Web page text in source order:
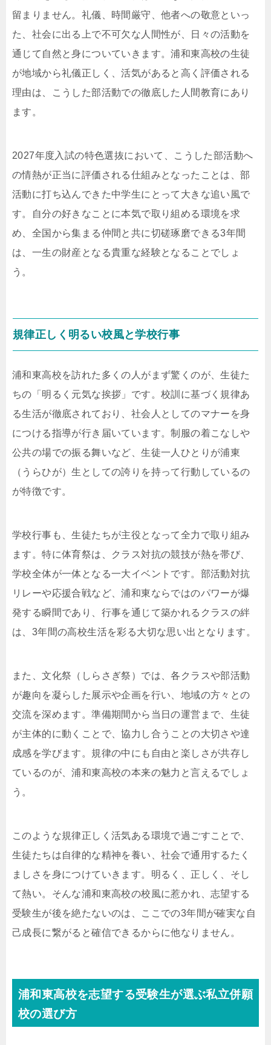
留まりません。礼儀、時間厳守、他者への敬意といっ
た、社会に出る上で不可欠な人間性が、日々の活動を
通じて自然と身についていきます。浦和東高校の生徒
が地域から礼儀正しく、活気があると高く評価される
理由は、こうした部活動での徹底した人間教育にあり
ます。
2027年度入試の特色選抜において、こうした部活動へ
の情熱が正当に評価される仕組みとなったことは、部
活動に打ち込んできた中学生にとって大きな追い風で
す。自分の好きなことに本気で取り組める環境を求
め、全国から集まる仲間と共に切磋琢磨できる3年間
は、一生の財産となる貴重な経験となることでしょ
う。
規律正しく明るい校風と学校行事
浦和東高校を訪れた多くの人がまず驚くのが、生徒た
ちの「明るく元気な挨拶」です。校訓に基づく規律あ
る生活が徹底されており、社会人としてのマナーを身
につける指導が行き届いています。制服の着こなしや
公共の場での振る舞いなど、生徒一人ひとりが浦東
（うらひが）生としての誇りを持って行動しているの
が特徴です。
学校行事も、生徒たちが主役となって全力で取り組み
ます。特に体育祭は、クラス対抗の競技が熱を帯び、
学校全体が一体となる一大イベントです。部活動対抗
リレーや応援合戦など、浦和東ならではのパワーが爆
発する瞬間であり、行事を通じて築かれるクラスの絆
は、3年間の高校生活を彩る大切な思い出となります。
また、文化祭（しらさぎ祭）では、各クラスや部活動
が趣向を凝らした展示や企画を行い、地域の方々との
交流を深めます。準備期間から当日の運営まで、生徒
が主体的に動くことで、協力し合うことの大切さや達
成感を学びます。規律の中にも自由と楽しさが共存し
ているのが、浦和東高校の本来の魅力と言えるでしょ
う。
このような規律正しく活気ある環境で過ごすことで、
生徒たちは自律的な精神を養い、社会で通用するたく
ましさを身につけていきます。明るく、正しく、そし
て熱い。そんな浦和東高校の校風に惹かれ、志望する
受験生が後を絶たないのは、ここでの3年間が確実な自
己成長に繋がると確信できるからに他なりません。
浦和東高校を志望する受験生が選ぶ私立併願
校の選び方